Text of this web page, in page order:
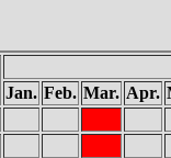
Jan. Feb. Mar. Apr.